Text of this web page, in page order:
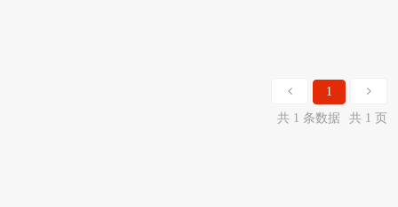
1
共 1 条数据
共 1 页